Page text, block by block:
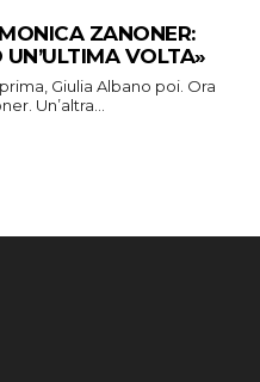
ZANONER:
VOLTA»
Giulia Albano poi. Ora
Un’altra...